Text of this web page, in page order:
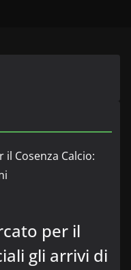
per il
gli arrivi di